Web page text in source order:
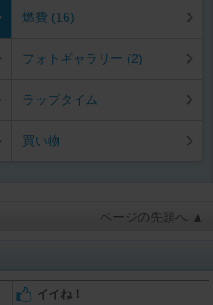
燃費 (16)
フォトギャラリー (2)
ラップタイム
買い物
ページの先頭へ ▲
イイね！